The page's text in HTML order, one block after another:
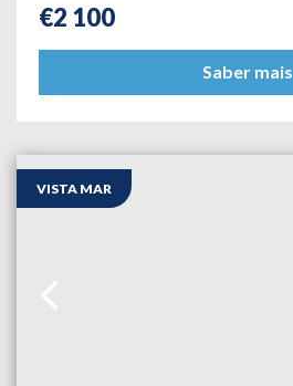
€2 100
Saber mais
VISTA MAR